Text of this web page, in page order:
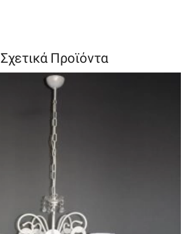
Σχετικά Προϊόντα